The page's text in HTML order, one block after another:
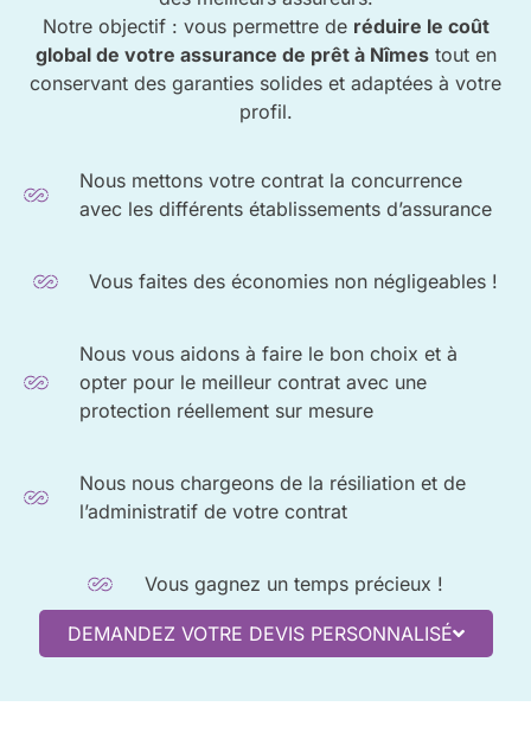
Notre objectif : vous permettre de réduire le coût
global de votre assurance de prêt à Nîmestout en
conservant des garanties solides et adaptées à votre
profil.
Nous mettons votre contrat la concurrence
avec les différents établissements d’assurance
Vous faites des économies non négligeables !
Nous vous aidons à faire le bon choix et à
opter pour le meilleur contrat avec une
protection réellement sur mesure
Nous nous chargeons de la résiliation et de
l’administratif de votre contrat
Vous gagnez un temps précieux !
DEMANDEZ VOTRE DEVIS PERSONNALISÉ